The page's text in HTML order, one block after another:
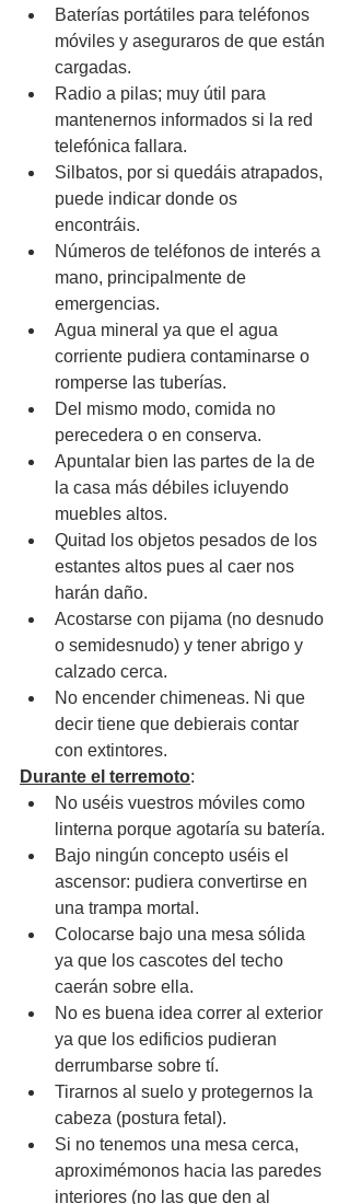
Baterías portátiles para teléfonos
móviles y aseguraros de que están
cargadas.
Radio a pilas; muy útil para
mantenernos informados si la red
telefónica fallara.
Silbatos, por si quedáis atrapados,
puede indicar donde os
encontráis.
Números de teléfonos de interés a
mano, principalmente de
emergencias.
Agua mineral ya que el agua
corriente pudiera contaminarse o
romperse las tuberías.
Del mismo modo, comida no
perecedera o en conserva.
Apuntalar bien las partes de la de
la casa más débiles icluyendo
muebles altos.
Quitad los objetos pesados de los
estantes altos pues al caer nos
harán daño.
Acostarse con pijama (no desnudo
o semidesnudo) y tener abrigo y
calzado cerca.
No encender chimeneas. Ni que
decir tiene que debierais contar
con extintores.
Durante el terremoto:
No uséis vuestros móviles como
linterna porque agotaría su batería.
Bajo ningún concepto uséis el
ascensor: pudiera convertirse en
una trampa mortal.
Colocarse bajo una mesa sólida
ya que los cascotes del techo
caerán sobre ella.
No es buena idea correr al exterior
ya que los edificios pudieran
derrumbarse sobre tí.
Tirarnos al suelo y protegernos la
cabeza (postura fetal).
Si no tenemos una mesa cerca,
aproximémonos hacia las paredes
interiores (no las que den al